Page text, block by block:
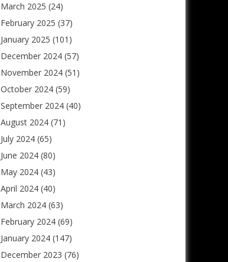
March 2025 (24)
February 2025 (37)
January 2025 (101)
December 2024(57)
November 2024(51)
October 2024(59)
September 2024(40)
August 2024(71)
July 2024(65)
June 2024(80)
May 2024(43)
April 2024(40)
March 2024(63)
February 2024(69)
January 2024(147)
December 2023 (76)